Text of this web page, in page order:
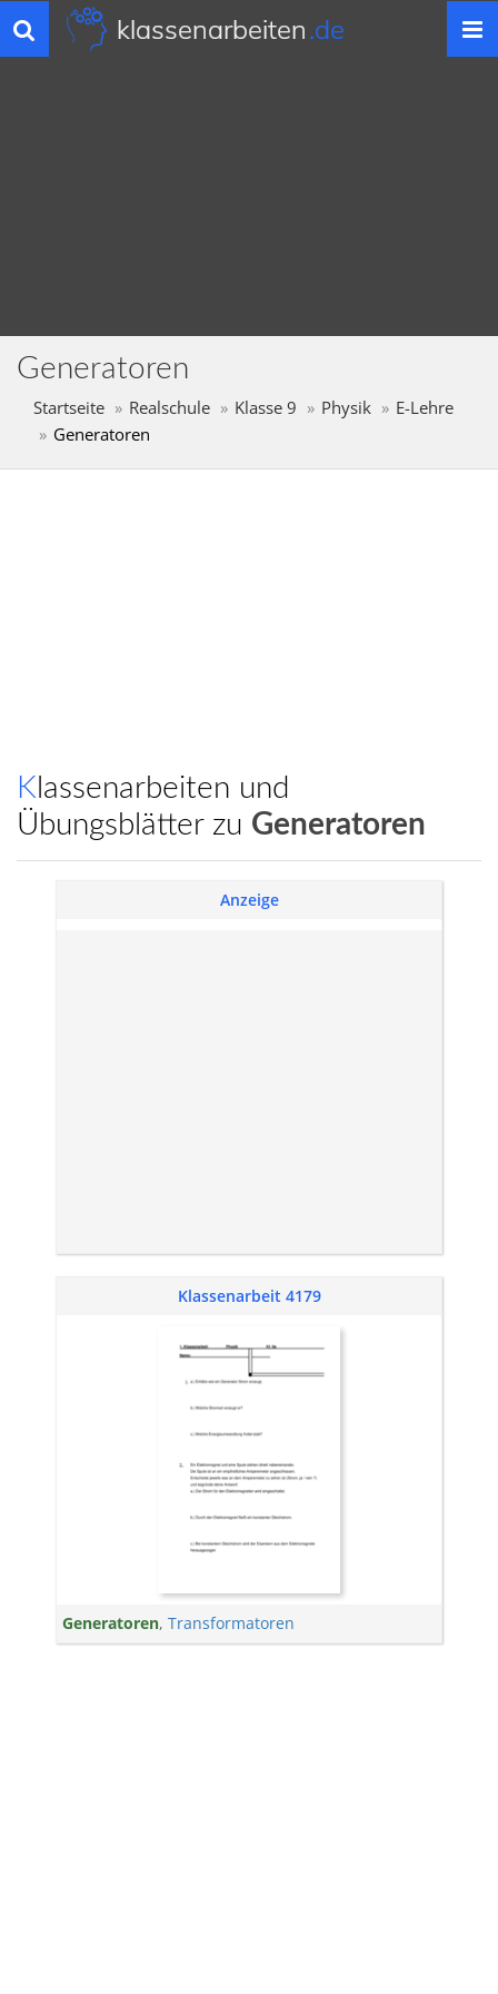
Toggle
navigation
klassenarbeiten.de
Generatoren
Startseite Realschule Klasse 9 Physik
E-Lehre
Generatoren
Klassenarbeiten und
Übungsblätter zu Generatoren
Anzeige
Klassenarbeit 4179
Generatoren, Transformatoren